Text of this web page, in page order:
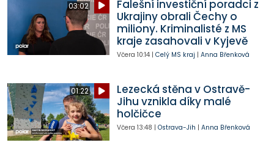
03:02
Falešní investiční poradci z
Ukrajiny obrali Čechy o
miliony. Kriminalisté z MS
kraje zasahovali v Kyjevě
Včera 10:14| Celý MS kraj | Anna Břenková
01:22
Lezecká stěna v Ostravě-
Jihu vznikla díky malé
holčičce
Včera 13:48 | Ostrava-Jih | Anna Břenková